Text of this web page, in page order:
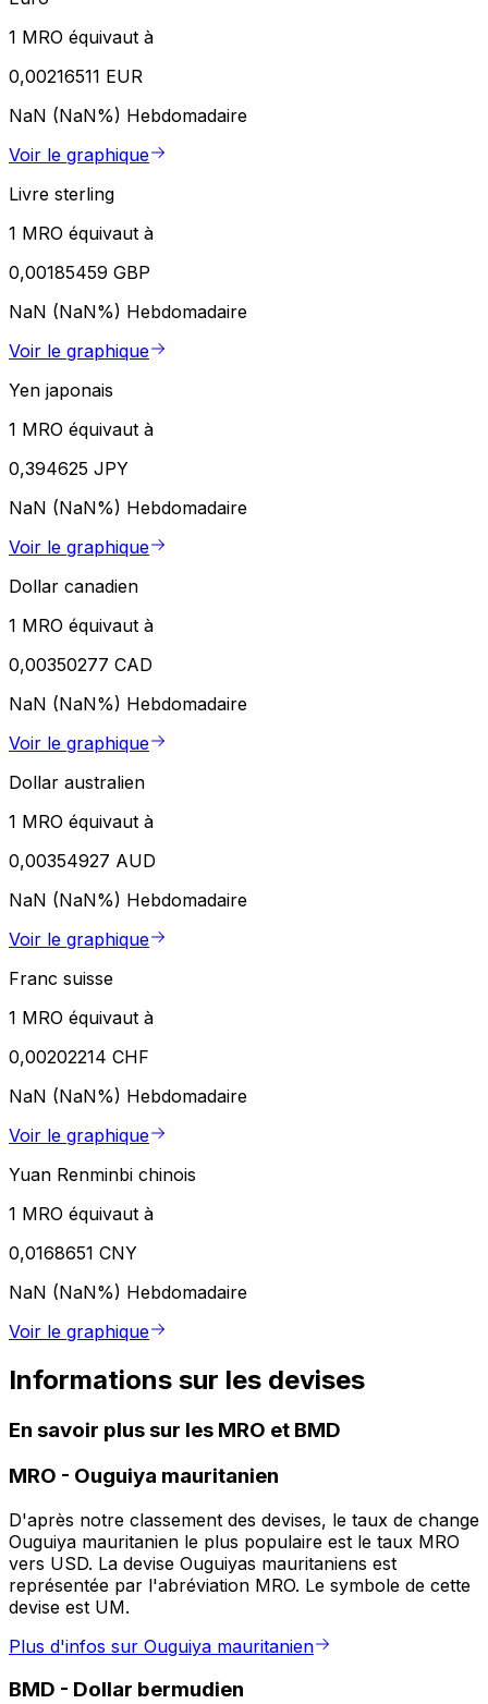
1 MRO équivaut à
0,00216511 EUR
NaN (NaN%) Hebdomadaire
Voir le graphique
Livre sterling
1 MRO équivaut à
0,00185459 GBP
NaN (NaN%) Hebdomadaire
Voir le graphique
Yen japonais
1 MRO équivaut à
0,394625 JPY
NaN (NaN%) Hebdomadaire
Voir le graphique
Dollar canadien
1 MRO équivaut à
0,00350277 CAD
NaN (NaN%) Hebdomadaire
Voir le graphique
Dollar australien
1 MRO équivaut à
0,00354927 AUD
NaN (NaN%) Hebdomadaire
Voir le graphique
Franc suisse
1 MRO équivaut à
0,00202214 CHF
NaN (NaN%) Hebdomadaire
Voir le graphique
Yuan Renminbi chinois
1 MRO équivaut à
0,0168651 CNY
NaN (NaN%) Hebdomadaire
Voir le graphique
Informations sur les devises
En savoir plus sur les MRO et BMD
MRO - Ouguiya mauritanien
D'après notre classement des devises, le taux de change
Ouguiya mauritanien le plus populaire est le taux MRO
vers USD. La devise Ouguiyas mauritaniens est
représentée par l'abréviation MRO. Le symbole de cette
devise est UM.
Plus d'infos sur Ouguiya mauritanien
BMD - Dollar bermudien